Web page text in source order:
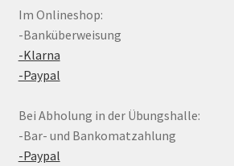
Im Onlineshop:
-Banküberweisung
-Klarna
-Paypal
Bei Abholung in der Übungshalle:
-Bar- und Bankomatzahlung
-Paypal